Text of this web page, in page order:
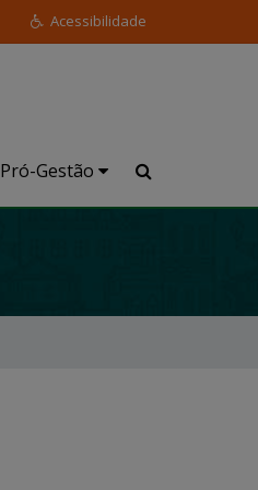
Acessibilidade
Pró-Gestão